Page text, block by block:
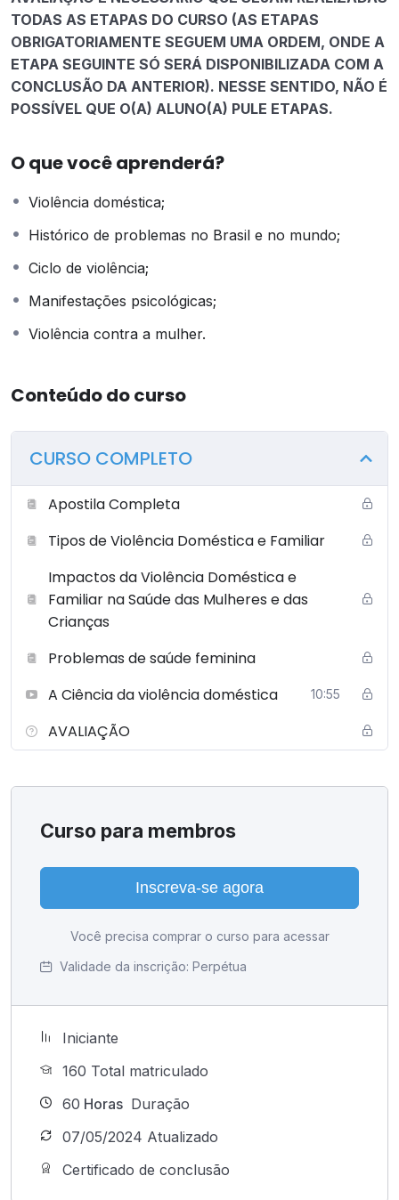
TODAS AS ETAPAS DO CURSO (AS ETAPAS
OBRIGATORIAMENTE SEGUEM UMA ORDEM, ONDE A
ETAPA SEGUINTE SÓ SERÁ DISPONIBILIZADA COM A
CONCLUSÃO DA ANTERIOR). NESSE SENTIDO, NÃO É
POSSÍVEL QUE O(A) ALUNO(A) PULE ETAPAS.
O que você aprenderá?
Violência doméstica;
Histórico de problemas no Brasil e no mundo;
Ciclo de violência;
Manifestações psicológicas;
Violência contra a mulher.
Conteúdo do curso
CURSO COMPLETO
Apostila Completa
Tipos de Violência Doméstica e Familiar
Impactos da Violência Doméstica e
Familiar na Saúde das Mulheres e das
Crianças
Problemas de saúde feminina
A Ciência da violência doméstica
10:55
AVALIAÇÃO
Curso para membros
Inscreva-se agora
Você precisa comprar o curso para acessar
Validade da inscrição: Perpétua
Iniciante
160 Total matriculado
60 Horas Duração
07/05/2024 Atualizado
Certificado de conclusão